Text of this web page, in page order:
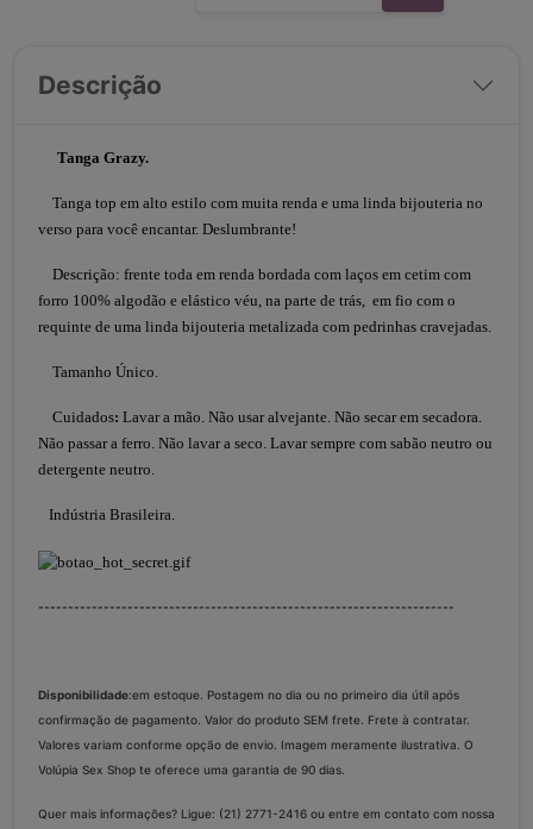
Descrição
Tanga Grazy.
Tanga top em alto estilo com muita renda e uma linda bijouteria no
verso para você encantar. Deslumbrante!
Descrição: frente toda em renda bordada com laços em cetim com
forro 100% algodão e elástico véu, na parte de trás, em fio com o
requinte de uma linda bijouteria metalizada com pedrinhas cravejadas.
Tamanho Único.
Cuidados: Lavar a mão. Não usar alvejante. Não secar em secadora.
Não passar a ferro. Não lavar a seco. Lavar sempre com sabão neutro ou
detergente neutro.
Indústria Brasileira.
----------------------------------------------------------------------
Disponibilidade:em estoque. Postagem no dia ou no primeiro dia útil após
confirmação de pagamento. Valor do produto SEM frete. Frete à contratar.
Valores variam conforme opção de envio. Imagem meramente ilustrativa. O
Volúpia Sex Shop te oferece uma garantia de 90 dias.
Quer mais informações? Ligue: (21) 2771-2416 ou entre em contato com nossa